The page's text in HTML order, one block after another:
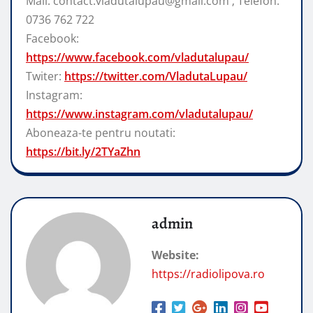
0736 762 722
Facebook:
https://www.facebook.com/vladutalupau/
Twiter: https://twitter.com/VladutaLupau/
Instagram:
https://www.instagram.com/vladutalupau/
Aboneaza-te pentru noutati:
https://bit.ly/2TYaZhn
admin
Website:
https://radiolipova.ro